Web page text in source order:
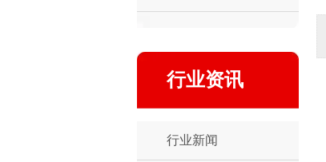
行业资讯
行业新闻